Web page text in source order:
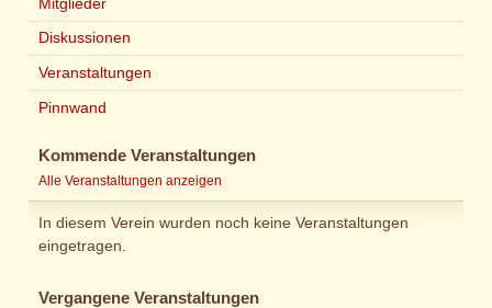
Diskussionen
Veranstaltungen
Pinnwand
Kommende Veranstaltungen
Alle Veranstaltungen anzeigen
In diesem Verein wurden noch keine Veranstaltungen
eingetragen.
Vergangene Veranstaltungen